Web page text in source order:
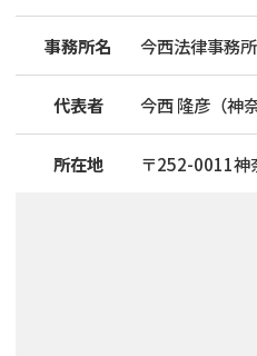
事務所名 今西法律事務所
代表者 今西 隆彦（神
所在地 〒252-0011神